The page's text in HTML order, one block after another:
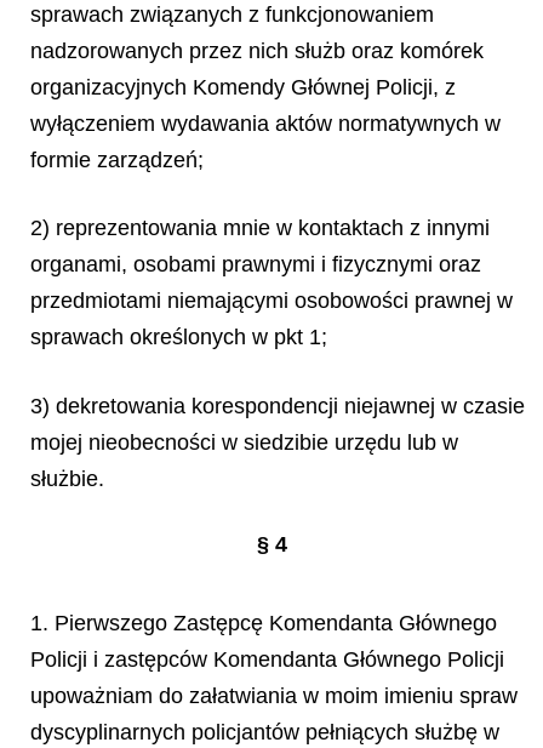
sprawach związanych z funkcjonowaniem
nadzorowanych przez nich służb oraz komórek
organizacyjnych Komendy Głównej Policji, z
wyłączeniem wydawania aktów normatywnych w
formie zarządzeń;
2) reprezentowania mnie w kontaktach z innymi
organami, osobami prawnymi i fizycznymi oraz
przedmiotami niemającymi osobowości prawnej w
sprawach określonych w pkt 1;
3) dekretowania korespondencji niejawnej w czasie
mojej nieobecności w siedzibie urzędu lub w
służbie.
§ 4
1. Pierwszego Zastępcę Komendanta Głównego
Policji i zastępców Komendanta Głównego Policji
upoważniam do załatwiania w moim imieniu spraw
dyscyplinarnych policjantów pełniących służbę w